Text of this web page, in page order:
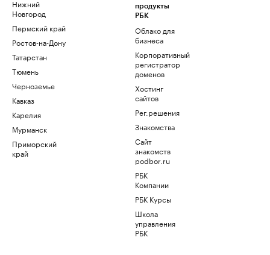
Нижний
Новгород
Пермский край
Ростов-на-Дону
Татарстан
Тюмень
Черноземье
Кавказ
Карелия
Мурманск
Приморский
край
продукты
РБК
Облако для
бизнеса
Корпоративный
регистратор
доменов
Хостинг
сайтов
Рег.решения
Знакомства
Сайт
знакомств
podbor.ru
РБК
Компании
РБК Курсы
Школа
управления
РБК